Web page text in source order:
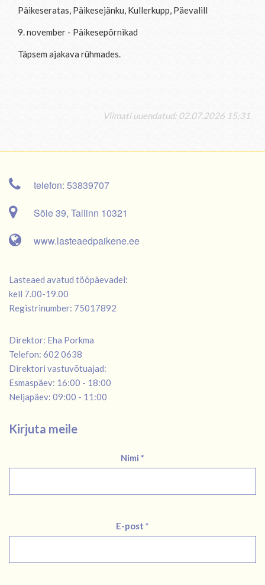
Päikeseratas, Päikesejänku, Kullerkupp, Päevalill
9. november - Päikesepõrnikad
Täpsem ajakava rühmades.
Viimati uuendatud: 02.07.2026 15:31
telefon: 53839707
Sõle 39, Tallinn 10321
www.lasteaedpaikene.ee
Lasteaed avatud tööpäevadel:
kell 7.00-19.00
Registrinumber: 75017892
Direktor: Eha Porkma
Telefon: 602 0638
Direktori vastuvõtuajad:
Esmaspäev: 16:00 - 18:00
Neljapäev: 09:00 - 11:00
Kirjuta meile
Nimi *
E-post *